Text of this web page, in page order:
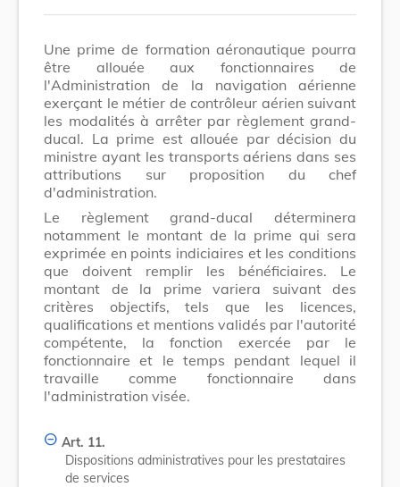
Une prime de formation aéronautique pourra
être allouée aux fonctionnaires de
l'Administration de la navigation aérienne
exerçant le métier de contrôleur aérien suivant
les modalités à arrêter par règlement grand-
ducal. La prime est allouée par décision du
ministre ayant les transports aériens dans ses
attributions sur proposition du chef
d'administration.
Le règlement grand-ducal déterminera
notamment le montant de la prime qui sera
exprimée en points indiciaires et les conditions
que doivent remplir les bénéficiaires. Le
montant de la prime variera suivant des
critères objectifs, tels que les licences,
qualifications et mentions validés par l'autorité
compétente, la fonction exercée par le
fonctionnaire et le temps pendant lequel il
travaille comme fonctionnaire dans
l'administration visée.
Art. 11.
Dispositions administratives pour les prestataires
de services